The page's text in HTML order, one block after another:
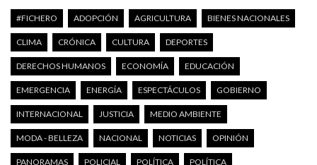
#FICHERO ADOPCIÓN AGRICULTURA BIENES NACIONALES
CLIMA CRÓNICA CULTURA DEPORTES
DERECHOS HUMANOS ECONOMÍA EDUCACIÓN
EMERGENCIA ENERGÍA ESPECTÁCULOS GOBIERNO
INTERNACIONAL JUSTICIA MEDIO AMBIENTE
MODA - BELLEZA NACIONAL NOTICIAS OPINIÓN
PANORAMAS POLICIAL POLÍTICA POLÍTICA